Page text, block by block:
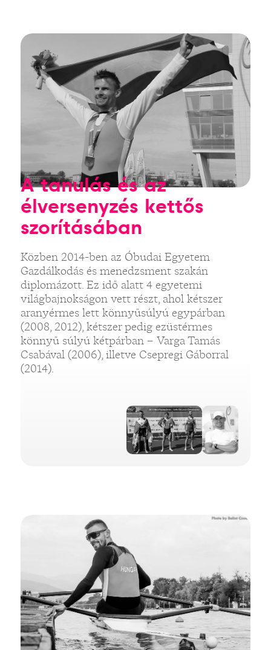
A tanulás és az
élversenyzés kettős
szorításában
Közben 2014-ben az Óbudai Egyetem
Gazdálkodás és menedzsment szakán
diplomázott. Ez idő alatt 4 egyetemi
világbajnokságon vett részt, ahol kétszer
aranyérmes lett könnyűsúlyú egypárban
(2008, 2012), kétszer pedig ezüstérmes
könnyű súlyú kétpárban – Varga Tamás
Csabával (2006), illetve Csepregi Gáborral
(2014).